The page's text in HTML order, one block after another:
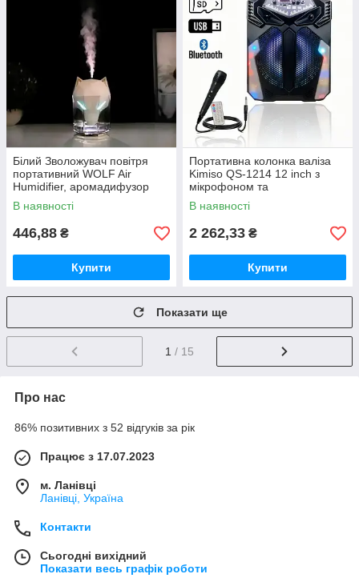
Білий Зволожувач повітря
портативний WOLF Air
Humidifier, аромадифузор
електричний з резервуаром
для ефірної олії,
В наявності
446,88 ₴
Купити
Портативна колонка валіза
Kimiso QS-1214 12 inch з
мікрофоном та
світломузикою, 900 Вт
В наявності
2 262,33 ₴
Купити
Показати ще
1 / 15
Про нас
86% позитивних з 52 відгуків за рік
Працює з 17.07.2023
м. Ланівці
Ланівці, Україна
Контакти
Сьогодні вихідний
Показати весь графік роботи